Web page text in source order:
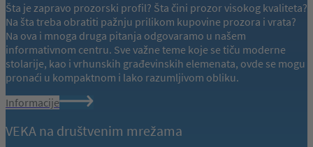
Šta je zapravo prozorski profil? Šta čini prozor visokog kvaliteta?
Na šta treba obratiti pažnju prilikom kupovine prozora i vrata?
Na ova i mnoga druga pitanja odgovaramo u našem
informativnom centru. Sve važne teme koje se tiču moderne
stolarije, kao i vrhunskih građevinskih elemenata, ovde se mogu
pronaći u kompaktnom i lako razumljivom obliku.
Informacije
VEKA na društvenim mrežama